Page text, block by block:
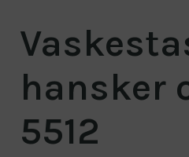
hansker
5512